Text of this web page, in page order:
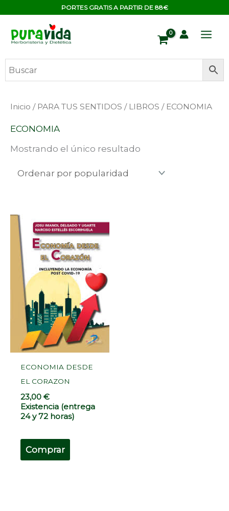
contenido
PORTES GRATIS A PARTIR DE 88€
Inicio / PARA TUS SENTIDOS / LIBROS / ECONOMIA
ECONOMIA
Mostrando el único resultado
ECONOMIA DESDE
EL CORAZON
23,00€
Existencia (entrega
24 y 72 horas)
Comprar